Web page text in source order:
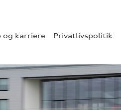
og karriere Privatlivspolitik